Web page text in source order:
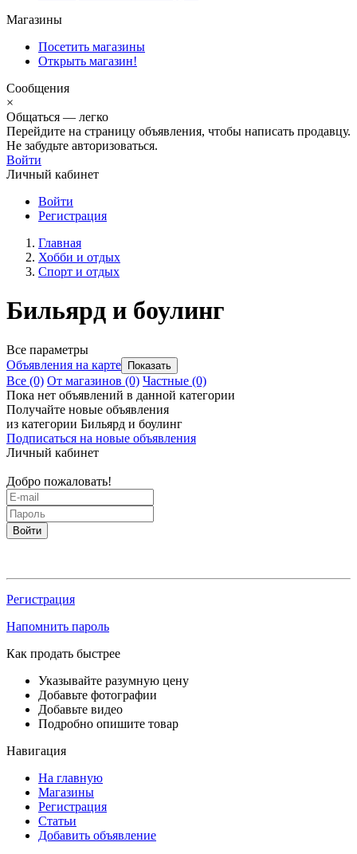
Магазины
Посетить магазины
Открыть магазин!
Сообщения
×
Общаться — легко
Перейдите на страницу объявления, чтобы написать продавцу.
Не забудьте авторизоваться.
Войти
Личный кабинет
Войти
Регистрация
Главная
Хобби и отдых
Спорт и отдых
Бильярд и боулинг
Все параметры
Объявления на карте
Все (0) От магазинов (0) Частные (0)
Пока нет объявлений в данной категории
Получайте новые объявления
из категории Бильярд и боулинг
Подписаться на новые объявления
Личный кабинет
Добро пожаловать!
Войти
Регистрация
Напомнить пароль
Как продать быстрее
Указывайте разумную цену
Добавьте фотографии
Добавьте видео
Подробно опишите товар
Навигация
На главную
Магазины
Регистрация
Статьи
Добавить объявление